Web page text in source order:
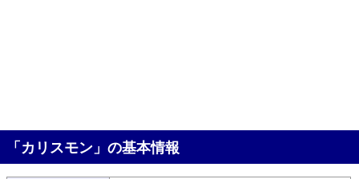
「カリスモン」の基本情報